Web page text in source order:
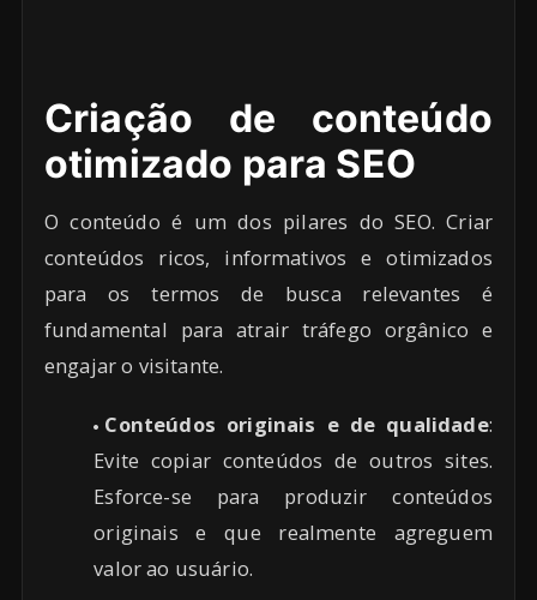
Criação de conteúdo
otimizado para SEO
O conteúdo é um dos pilares do SEO. Criar
conteúdos ricos, informativos e otimizados
para os termos de busca relevantes é
fundamental para atrair tráfego orgânico e
engajar o visitante.
Conteúdos originais e de qualidade:
Evite copiar conteúdos de outros sites.
Esforce-se para produzir conteúdos
originais e que realmente agreguem
valor ao usuário.